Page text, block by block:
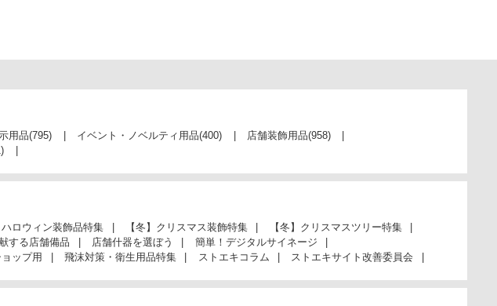
用品(795) イベント・ノベルティ用品(400) 店舗装飾用品(958)
ハロウィン装飾品特集 【冬】クリスマス装飾特集
【冬】クリスマスツリー特集
する店舗備品 店舗什器を選ぼう
簡単！デジタルサイネージ
ップ用 飛沫対策・衛生用品特集 ストエキコラム ストエキサイト改善委員会